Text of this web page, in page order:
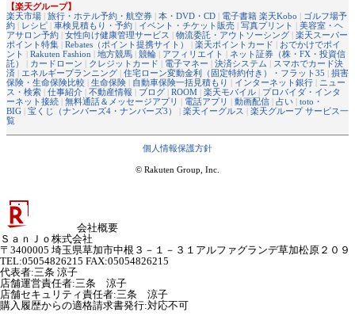
【楽天グループ】
楽天市場 | 旅行・ホテル予約・航空券 | 本・DVD・CD | 電子書籍 楽天Kobo | ゴルフ場予
約 | レシピ | 車検見積もり・予約 | イベント・チケット販売 | 写真プリント | 美容室・ヘ
アサロン予約 | 女性向け健康管理サービス | 物流委託・アウトソーシング | 楽天スーパー
ポイント特集 | Rebates（ポイント提携サイト） | 楽天ポイントカード | おでかけでポイ
ント | Rakuten Fashion | 地方競馬 | 競輪 | アフィリエイト | ネット証券（株・FX・投資信
託）
| カードローン | クレジットカード | 電子マネー | 決済システム | スマホでカード決
済 | エネルギープランニング | 住宅ローン変動金利（固定特約付き）・フラット35 | 損害
保険・生命保険比較 | 生命保険 | 自動車保険一括見積もり | インターネット銀行 | ニュー
ス・検索 | 仕事紹介 | 不動産情報 | ブログ | ROOM | 楽天モバイル | プロバイダ・インタ
ーネット接続 | 無料通話＆メッセージアプリ | 電話アプリ | 動画配信 | 占い | toto・
BIG | 宝くじ（ナンバーズ4・ナンバーズ3） | 楽天イーグルス | 楽天グループ サービス一
覧
個人情報保護方針
© Rakuten Group, Inc.
会社概要
ＳａｎＪｏ株式会社
〒3400005 埼玉県草加市中根３－１－３１アルファグランデ草加松原２０９
TEL:05054826215 FAX:05054826215
代表者:三条 涼子
店舗運営責任者:三条 涼子
店舗セキュリティ責任者:三条 涼子
購入履歴からの適格請求書発行:対応不可